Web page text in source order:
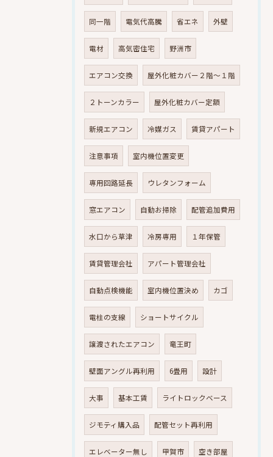
同一階 電気代高騰 省エネ 外壁
電材 高気密住宅 野洲市
エアコン交換 屋外化粧カバー２階～１階
２トーンカラー 屋外化粧カバー定額
新規エアコン 冷媒ガス 賃貸アパート
注意事項 室内機位置変更
専用回路延長 ウレタンフォーム
窓エアコン 自動お掃除 配管追加費用
水口から草津 冷房専用 １年保管
賃貸管理会社 アパート管理会社
自動点検機能 室内機位置決め カゴ
電柱の支線 ショートサイクル
譲渡されたエアコン 竜王町
壁面アングル再利用 6畳用 設計
大事 基本工賃 ライトロックベース
ジモティ購入品 配管セット再利用
エレベーター無し 甲賀市 空き部屋